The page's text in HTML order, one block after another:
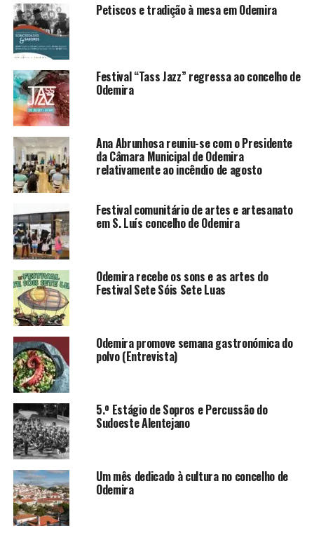
Petiscos e tradição à mesa em Odemira
Festival “Tass Jazz” regressa ao concelho de
Odemira
Ana Abrunhosa reuniu-se com o Presidente
da Câmara Municipal de Odemira
relativamente ao incêndio de agosto
Festival comunitário de artes e artesanato
em S. Luís concelho de Odemira
Odemira recebe os sons e as artes do
Festival Sete Sóis Sete Luas
Odemira promove semana gastronómica do
polvo (Entrevista)
5.º Estágio de Sopros e Percussão do
Sudoeste Alentejano
Um mês dedicado à cultura no concelho de
Odemira